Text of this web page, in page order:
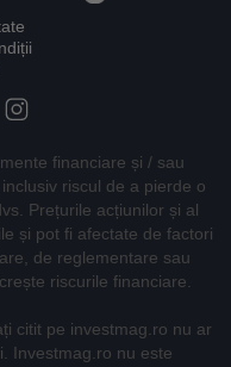
financiare și / sau
riscul de a pierde o
Prețurile acțiunilor și al
și pot fi afectate de factori
de reglementare sau
riscurile financiare.
citit pe investmag.ro nu ar
Investmag.ro nu este